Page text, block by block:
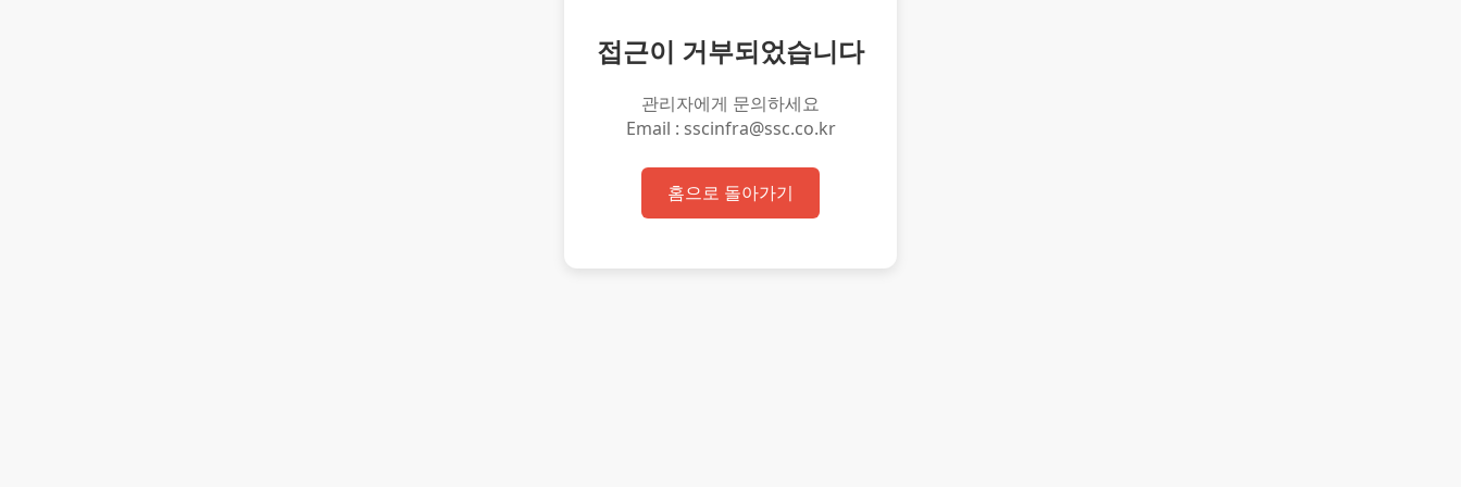
접근이 거부되었습니다
관리자에게 문의하세요
Email : sscinfra@ssc.co.kr
홈으로 돌아가기